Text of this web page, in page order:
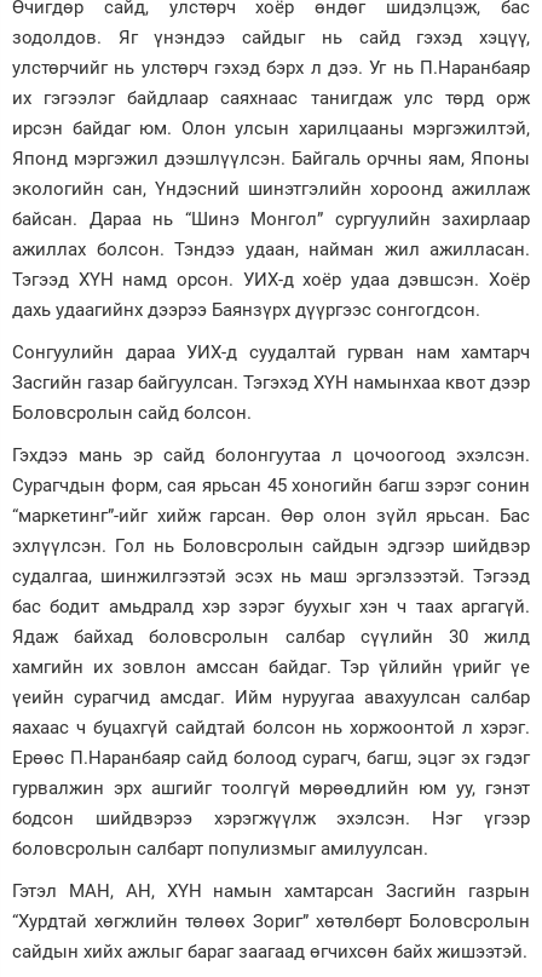
Дэлхий
Энтертайнмэнт
Зурхай
Өчигдөр сайд, улстөрч хоёр өндөг шидэлцэж, бас
зодолдов. Яг үнэндээ сайдыг нь сайд гэхэд хэцүү,
улстөрчийг нь улстөрч гэхэд бэрх л дээ. Уг нь П.Наранбаяр
их гэгээлэг байдлаар саяхнаас танигдаж улс төрд орж
ирсэн байдаг юм. Олон улсын харилцааны мэргэжилтэй,
Японд мэргэжил дээшлүүлсэн. Байгаль орчны яам, Японы
экологийн сан, Үндэсний шинэтгэлийн хороонд ажиллаж
байсан. Дараа нь “Шинэ Монгол” сургуулийн захирлаар
ажиллах болсон. Тэндээ удаан, найман жил ажилласан.
Тэгээд ХҮН намд орсон. УИХ-д хоёр удаа дэвшсэн. Хоёр
дахь удаагийнх дээрээ Баянзүрх дүүргээс сонгогдсон.
Сонгуулийн дараа УИХ-д суудалтай гурван нам хамтарч
Засгийн газар байгуулсан. Тэгэхэд ХҮН намынхаа квот дээр
Боловсролын сайд болсон.
Гэхдээ мань эр сайд болонгуутаа л цочоогоод эхэлсэн.
Сурагчдын форм, сая ярьсан 45 хоногийн багш зэрэг сонин
“маркетинг”-ийг хийж гарсан. Өөр олон зүйл ярьсан. Бас
эхлүүлсэн. Гол нь Боловсролын сайдын эдгээр шийдвэр
судалгаа, шинжилгээтэй эсэх нь маш эргэлзээтэй. Тэгээд
бас бодит амьдралд хэр зэрэг буухыг хэн ч таах аргагүй.
Ядаж байхад боловсролын салбар сүүлийн 30 жилд
хамгийн их зовлон амссан байдаг. Тэр үйлийн үрийг үе
үеийн сурагчид амсдаг. Ийм нуруугаа авахуулсан салбар
яахаас ч буцахгүй сайдтай болсон нь хоржоонтой л хэрэг.
Ерөөс П.Наранбаяр сайд болоод сурагч, багш, эцэг эх гэдэг
гурвалжин эрх ашгийг тоолгүй мөрөөдлийн юм уу, гэнэт
бодсон шийдвэрээ хэрэгжүүлж эхэлсэн. Нэг үгээр
боловсролын салбарт популизмыг амилуулсан.
Гэтэл МАН, АН, ХҮН намын хамтарсан Засгийн газрын
“Хурдтай хөгжлийн төлөөх Зориг” хөтөлбөрт Боловсролын
сайдын хийх ажлыг бараг заагаад өгчихсөн байх жишээтэй.